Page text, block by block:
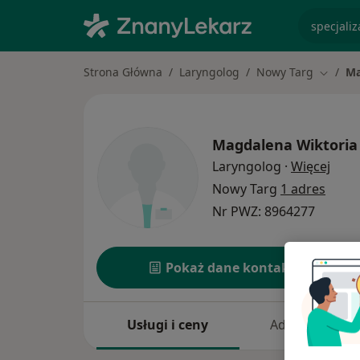
Strona Główna Laryngolog Nowy Targ Zmień
Magdalena
Laryngolog · Więcej
Nowy Targ 1 adres
Nr PWZ: 8964277
Pokaż dane kontaktowe
Usługi i ceny Adresy